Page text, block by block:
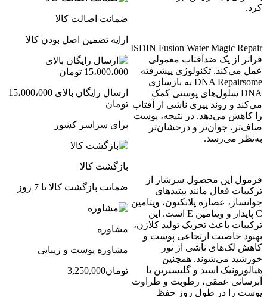
ضمانت اصالت کالا
ارایه تضمین اصل بودن کالا
ارسال رایگان بالای 15،000،000
تومان
برای سراسر کشور
بازگشت کالا
ضمانت بازگشت کالا تا 7 روز
مشاوره
مشاوره پوست و زیبایی
تومان3,250,000
کرد.
ISDIN Fusion Water Magic Repair
فراتر از یک ضدآفتاب معمولی
عمل می‌کند. تکنولوژی پیشرفته
DNA Repairsome به بازسازی
DNA سلول‌های پوستی کمک
می‌کند و روند پیری ناشی از آفتاب
را کاهش می‌دهد. در نتیجه، پوست
صاف‌تر، جوان‌تر و درخشان‌تر
به‌نظر می‌رسد.
فرمول این محصول سرشار از
ترکیبات فعال مانند پپتیدهای
جوانساز، عصاره پلانکتون، ویتامین
C پایدار و ویتامین E است. این
ترکیبات باعث تحریک تولید کلاژن،
بهبود خاصیت ارتجاعی پوست و
کاهش لک‌های ناشی از نور
خورشید می‌شوند. همچنین
هیالورونیک اسید و گلیسیرین با
آبرسانی عمقی، رطوبت و طراوت
پوست را در طول روز حفظ